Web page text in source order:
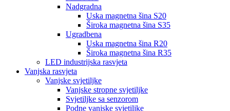
Nadgradna
Uska magnetna šina S20
Široka magnetna šina S35
Ugradbena
Uska magnetna šina R20
Široka magnetna šina R35
LED industrijska rasvjeta
Vanjska rasvjeta
Vanjske svjetiljke
Vanjske stropne svjetiljke
Svjetiljke sa senzorom
Podne vanjske svjetiljke